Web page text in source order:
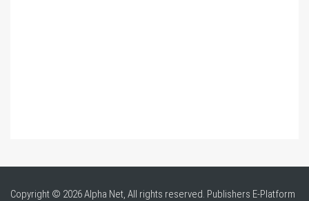
Copyright © 2026 Alpha Net, All rights reserved. Publishers E-Platform